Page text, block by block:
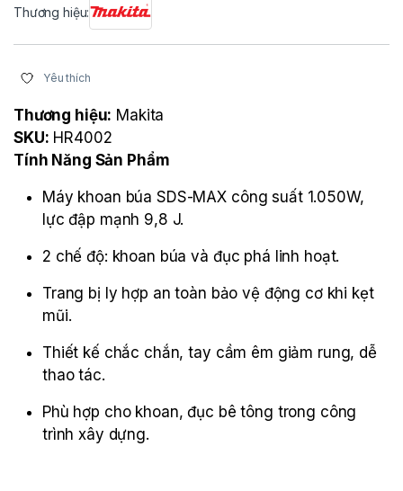
Thương hiệu:
Yêu thích
Thương hiệu: Makita
SKU: HR4002
Tính Năng Sản Phẩm
Máy khoan búa SDS-MAX công suất 1.050W,
lực đập mạnh 9,8 J.
2 chế độ: khoan búa và đục phá linh hoạt.
Trang bị ly hợp an toàn bảo vệ động cơ khi kẹt
mũi.
Thiết kế chắc chắn, tay cầm êm giảm rung, dễ
thao tác.
Phù hợp cho khoan, đục bê tông trong công
trình xây dựng.